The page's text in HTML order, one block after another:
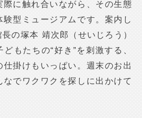
際に触れ合いながら、その生態
験型ミュージアムです。案内し
の塚本 靖次郎（せいじろう）
もたちの“好き”を刺激する、
掛けもいっぱい。週末のお出
なでワクワクを探しに出かけて